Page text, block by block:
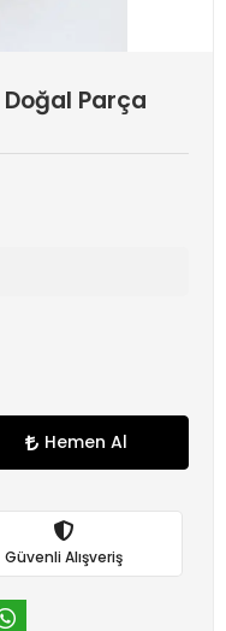
Parça
Hemen Al
Güvenli Alışveriş